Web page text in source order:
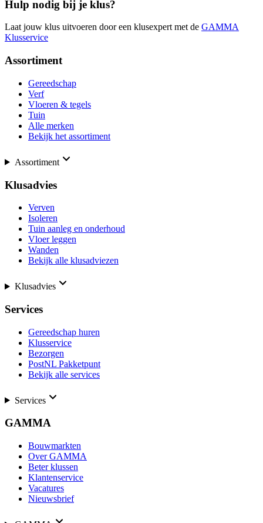
Hulp nodig bij je klus?
Laat jouw klus uitvoeren door een klusexpert met de GAMMA
Klusservice
Assortiment
Gereedschap
Verf
Vloeren & tegels
Tuin
Alle merken
Bekijk het assortiment
Assortiment
Klusadvies
Verven
Isoleren
Tuin aanleg en onderhoud
Vloer leggen
Wanden
Bekijk alle klusadviezen
Klusadvies
Services
Gereedschap huren
Klusservice
Bezorgen
PostNL Pakketpunt
Bekijk alle services
Services
GAMMA
Bouwmarkten
Over GAMMA
Beter klussen
Klantenservice
Vacatures
Nieuwsbrief